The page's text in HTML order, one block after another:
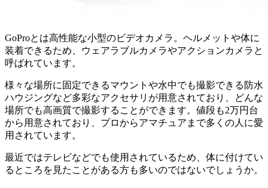
GoProとは高性能な小型のビデオカメラ。ヘルメットや体に
装着できるため、ウェアラブルカメラやアクションカメラと
呼ばれています。
様々な場所に固定できるマウントや水中でも撮影できる防水
ハウジングなど多彩なアクセサリが用意されており、どんな
場所でも高画質で撮影することができます。値段も2万円台
から用意されており、プロからアマチュアまで多くの人に愛
用されています。
最近ではテレビなどでも使用されているため、体に付けてい
るところを見たことがある方も多いのではないでしょうか。